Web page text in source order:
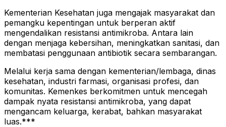
Kementerian Kesehatan juga mengajak masyarakat dan
pemangku kepentingan untuk berperan aktif
mengendalikan resistansi antimikroba. Antara lain
dengan menjaga kebersihan, meningkatkan sanitasi, dan
membatasi penggunaan antibiotik secara sembarangan.
Melalui kerja sama dengan kementerian/lembaga, dinas
kesehatan, industri farmasi, organisasi profesi, dan
komunitas. Kemenkes berkomitmen untuk mencegah
dampak nyata resistansi antimikroba, yang dapat
mengancam keluarga, kerabat, bahkan masyarakat
luas.***